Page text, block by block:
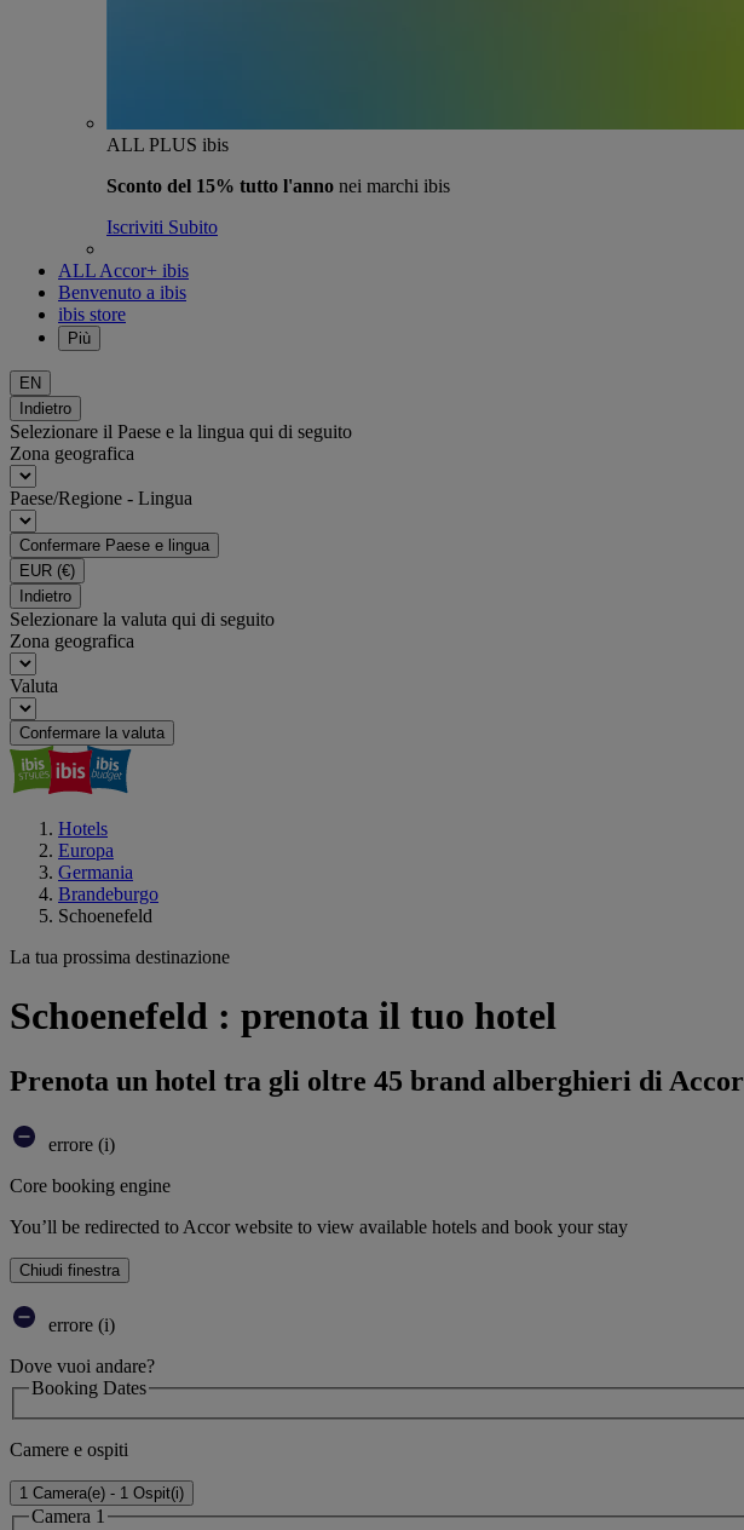
ALL PLUS ibis
Sconto del 15% tutto l'anno nei marchi ibis
Iscriviti Subito
ALL Accor+ ibis
Benvenuto a ibis
ibis store
Più
EN
Indietro
Selezionare il Paese e la lingua qui di seguito
Zona geografica
Paese/Regione - Lingua
Confermare Paese e lingua
EUR (€)
Indietro
Selezionare la valuta qui di seguito
Zona geografica
Valuta
Confermare la valuta
Hotels
Europa
Germania
Brandeburgo
Schoenefeld
La tua prossima destinazione
Schoenefeld : prenota il tuo hotel
Prenota un hotel tra gli oltre 45 brand alberghieri di Accor
errore (i)
Core booking engine
You’ll be redirected to Accor website to view available hotels and book your stay
Chiudi finestra
errore (i)
Dove vuoi andare?
Booking Dates
Camere e ospiti
1 Camera(e) - 1 Ospit(i)
Camera 1